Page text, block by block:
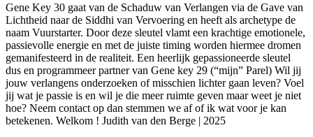
Gene Key 30 gaat van de Schaduw van Verlangen via de Gave van
Lichtheid naar de Siddhi van Vervoering en heeft als archetype de
naam Vuurstarter. Door deze sleutel vlamt een krachtige emotionele,
passievolle energie en met de juiste timing worden hiermee dromen
gemanifesteerd in de realiteit. Een heerlijk gepassioneerde sleutel
dus en programmeer partner van Gene key 29 (“mijn” Parel) Wil jij
jouw verlangens onderzoeken of misschien lichter gaan leven? Voel
jij wat je passie is en wil je die meer ruimte geven maar weet je niet
hoe? Neem contact op dan stemmen we af of ik wat voor je kan
betekenen. Welkom ! Judith van den Berge | 2025